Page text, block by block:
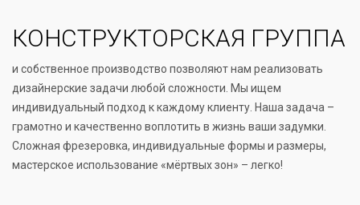
КОНСТРУКТОРСКАЯ ГРУППА
и собственное производство позволяют нам реализовать
дизайнерские задачи любой сложности. Мы ищем
индивидуальный подход к каждому клиенту. Наша задача –
грамотно и качественно воплотить в жизнь ваши задумки.
Сложная фрезеровка, индивидуальные формы и размеры,
мастерское использование «мёртвых зон» – легко!